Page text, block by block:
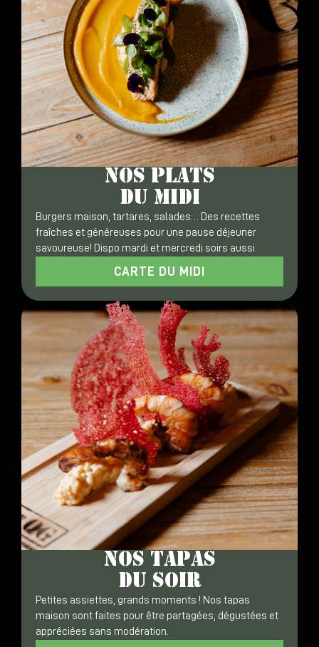
NOS PLATS
DU MIDI
Burgers maison, tartares, salades… Des recettes
fraîches et généreuses pour une pause déjeuner
savoureuse! Dispo mardi et mercredi soirs aussi.
CARTE DU MIDI
NOS TAPAS
DU SOIR
Petites assiettes, grands moments ! Nos tapas
maison sont faites pour être partagées, dégustées et
appréciées sans modération.